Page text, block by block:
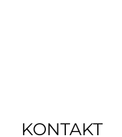
KONTAKT